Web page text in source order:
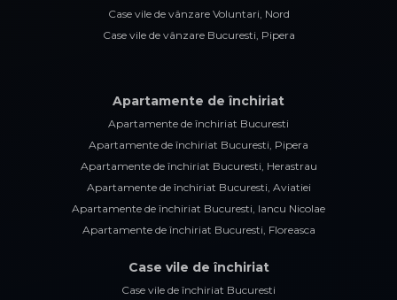
Case vile de vânzare Voluntari, Nord
Case vile de vânzare Bucuresti, Pipera
Apartamente de închiriat
Apartamente de închiriat Bucuresti
Apartamente de închiriat Bucuresti, Pipera
Apartamente de închiriat Bucuresti, Herastrau
Apartamente de închiriat Bucuresti, Aviatiei
Apartamente de închiriat Bucuresti, Iancu Nicolae
Apartamente de închiriat Bucuresti, Floreasca
Case vile de închiriat
Case vile de închiriat Bucuresti